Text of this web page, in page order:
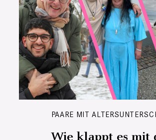
PAARE MIT